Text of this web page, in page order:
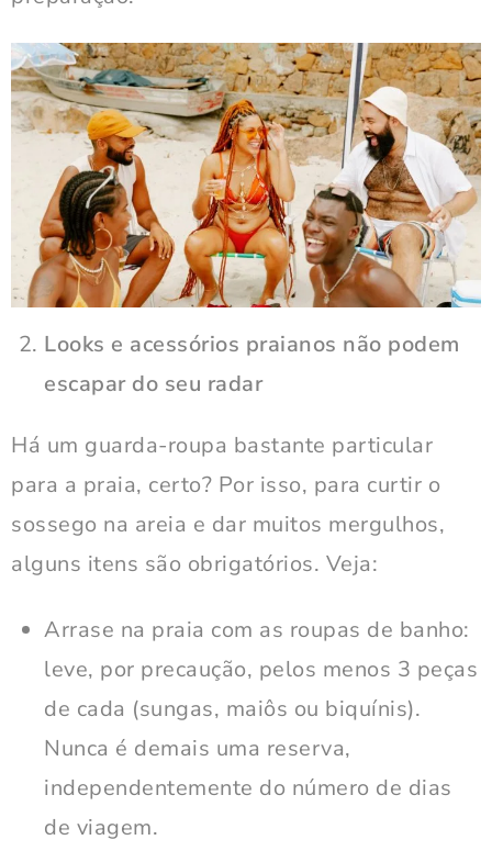
Looks e acessórios praianos não podem
escapar do seu radar
Há um guarda-roupa bastante particular
para a praia, certo? Por isso, para curtir o
sossego na areia e dar muitos mergulhos,
alguns itens são obrigatórios. Veja:
Arrase na praia com as roupas de banho:
leve, por precaução, pelos menos 3 peças
de cada (sungas, maiôs ou biquínis).
Nunca é demais uma reserva,
independentemente do número de dias
de viagem.